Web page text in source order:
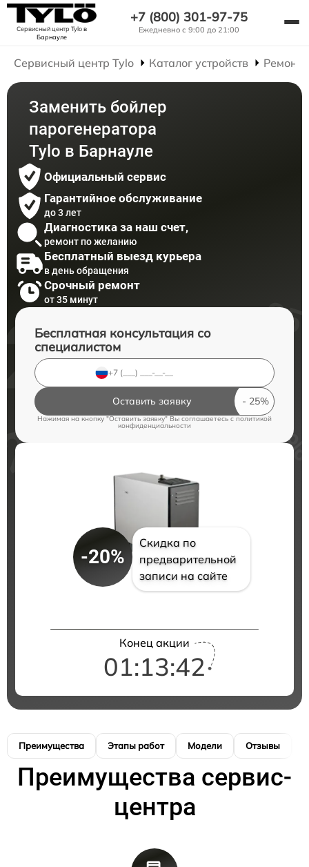
Сервисный центр Tyloв
Барнауле
+7 (800) 301-97-75
Ежедневно с 9:00 до 21:00
Сервисный центр Tylo Каталог устройств Ремонт
Заменить бойлер
парогенератора
Tylo в Барнауле
Официальный сервис
Гарантийное обслуживание
до 3 лет
Диагностика за наш счет,
ремонт по желанию
Бесплатный выезд курьера
в день обращения
Срочный ремонт
от 35 минут
Бесплатная консультация со
специалистом
Оставить заявку
Нажимая на кнопку "Оставить заявку" Вы соглашаетесь cполитикой
конфиденциальности
-20%
Скидка по
предварительной
записи на сайте
Конец акции
01:13:41
Преимущества Этапы работ Модели Отзывы
Преимущества сервис-
центра